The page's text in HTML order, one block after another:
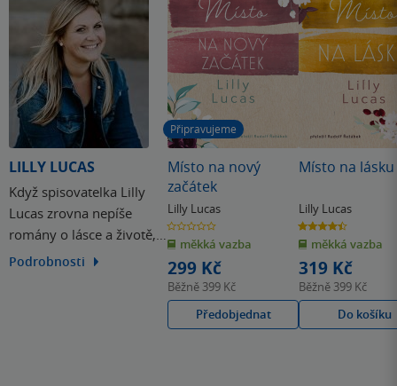
nebavil, ale už nepociťuji takový moment překvapení nebo
napětí, jako u předchozích dílů. Mám ráda originalitu a
tady už značně pokulhává. Chtělo by to něčím ozvláštnit,
aby čtenáře něco překvapilo. Něco co zkrátka nečekal a v
minulých dílech to nebylo.
LILLY LUCAS
Když spisovatelka Lilly
Lucas zrovna nepíše
romány o lásce a životě,
ráda sleduje okolní dění,
Podrobnosti
Připravujeme
Místo na nový
začátek
Lilly Lucas
0.0
z
5
hvězdiček
měkká vazba
299 Kč
Běžně 399 Kč
Předobjednat
Místo na lásku
Lilly Lucas
4.4
z
5
hvězdiček
měkká vazba
319 Kč
Běžně 399 Kč
Do košíku